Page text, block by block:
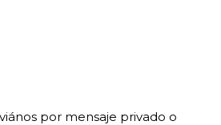
por mensaje privado o